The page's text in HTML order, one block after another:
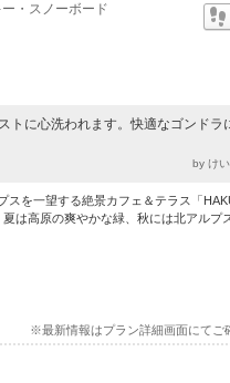
・スノーボード
トに心洗われます。快適なゴンドラ
by け
スを一望する絶景カフェ＆テラス「
は高原の爽やかな緑、秋には北アルプ
※最新情報はプラン詳細画面にてご